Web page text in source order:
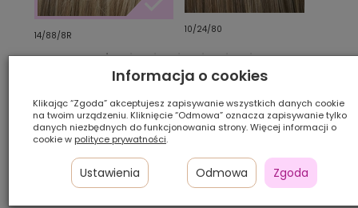
14/88/8R
10/24/80
Ilość szt.:
1 050,00 zł
DODAJ DO KOSZYKA
Informacja o cookies
Klikając “Zgoda” akceptujesz zapisywanie wszystkich danych cookie
na twoim urządzeniu. Kliknięcie “Odmowa” oznacza zapisywanie tylko
danych niezbędnych do funkcjonowania strony. Więcej informacji o
cookie w polityce prywatności.
Ustawienia Odmowa Zgoda